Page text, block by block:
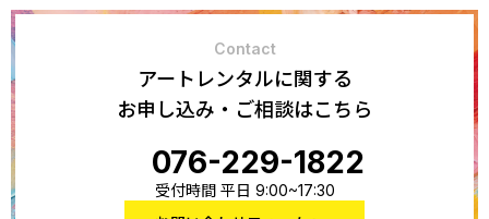
Contact
アートレンタルに関する
お申し込み・ご相談はこちら
076-229-1822
受付時間 平日 9:00~17:30